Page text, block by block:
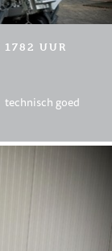
1782 UUR
technisch goed